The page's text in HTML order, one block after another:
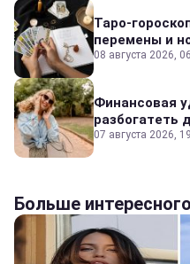
Таро-
перемены и
08 августа 2026,
Финансовая
разбогатеть
07 августа 2026,
Больше интересного